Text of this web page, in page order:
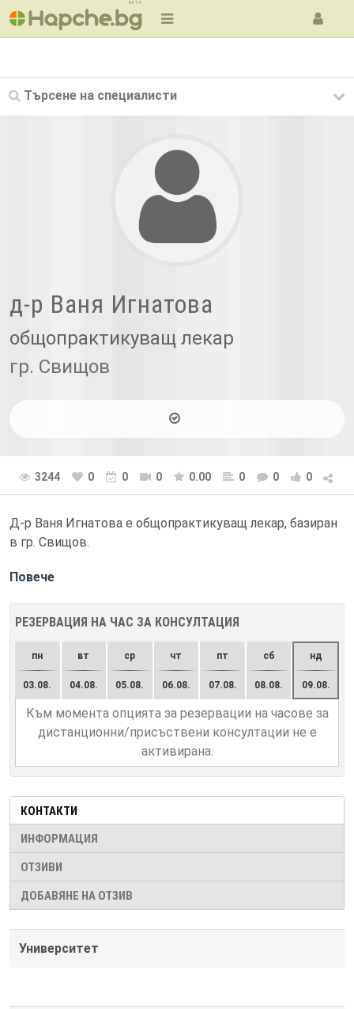
BETA
Търсене на специалисти
д-р Ваня Игнатова
общопрактикуващ лекар
гр. Свищов
3244 0 0 0 0.00 0 0 0
Д-р Ваня Игнатова е общопрактикуващ лекар, базиран
в гр. Свищов.
Повече
РЕЗЕРВАЦИЯ НА ЧАС ЗА КОНСУЛТАЦИЯ
пн
03.08.
вт
04.08.
ср
05.08.
чт
06.08.
пт
07.08.
сб
08.08.
нд
09.08.
Към момента опцията за резервации на часове за
дистанционни/присъствени консултации не е
активирана.
КОНТАКТИ
ИНФОРМАЦИЯ
ОТЗИВИ
ДОБАВЯНЕ НА ОТЗИВ
Университет